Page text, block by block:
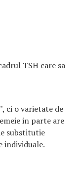
TSH care sa
ci o varietate de
in parte are
substitutie
individuale.